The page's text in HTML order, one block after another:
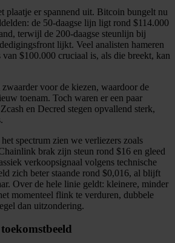
plaatje er spannend uit. Bitcoin bungelt nu
de 50-daagse lijn ligt rond $114.000
terwijl de 200-daagse steunlijn bij
lijkt. Veel analisten hameren
van $100.000 cruciaal is, als die breekt, kan
voor de kiezen, waardoor de
toenam. Toch waren er een paar
en Decred stegen opvallend sterk,
spectrum zien we verliezers zoals
brak zijn steun rond $16 en gleed
verkoopsignaal volgens technische
zich beter staande rond $0,016, al blijft
Over de hele linie geldt: kleinere, minder
momenteel flink te verduren, dubbele
dan uitzondering.